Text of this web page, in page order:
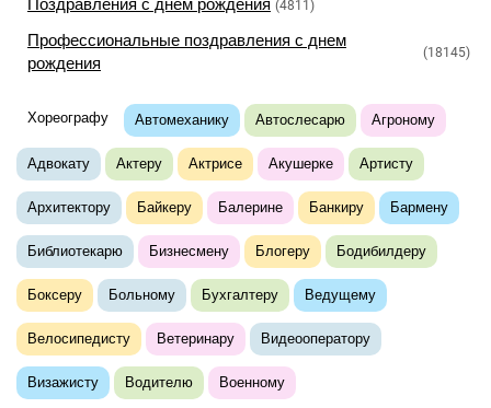
Поздравления с днем рождения (4811)
Профессиональные поздравления с днем
рождения
(18145)
Хореографу Автомеханику Автослесарю Агроному
Адвокату Актеру Актрисе Акушерке Артисту
Архитектору Байкеру Балерине Банкиру Бармену
Библиотекарю Бизнесмену Блогеру Бодибилдеру
Боксеру Больному Бухгалтеру Ведущему
Велосипедисту Ветеринару Видеооператору
Визажисту Водителю Военному